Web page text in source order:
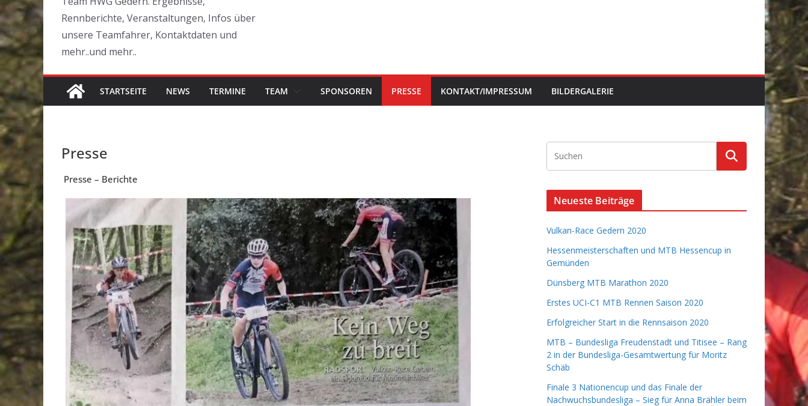
Rennberichte, Veranstaltungen, Infos über
unsere Teamfahrer, Kontaktdaten und
mehr..und mehr..
STARTSEITE NEWS TERMINE TEAM SPONSOREN PRESSE KONTAKT/IMPRESSUM BILDERGALERIE
Presse
Presse – Berichte
Neueste Beiträge
Vulkan-Race Gedern 2020
Hessenmeisterschaften und MTB Hessencup in
Gemünden
Dünsberg MTB Marathon 2020
Erstes UCI-C1 MTB Rennen Saison 2020
Erfolgreicher Start in die Rennsaison 2020
MTB – Bundesliga Freudenstadt und Titisee – Rang
2 in der Bundesliga-Gesamtwertung für Moritz
Schäb
Finale 3 Nationencup und das Finale der
Nachwuchsbundesliga – Sieg für Anna Brähler beim